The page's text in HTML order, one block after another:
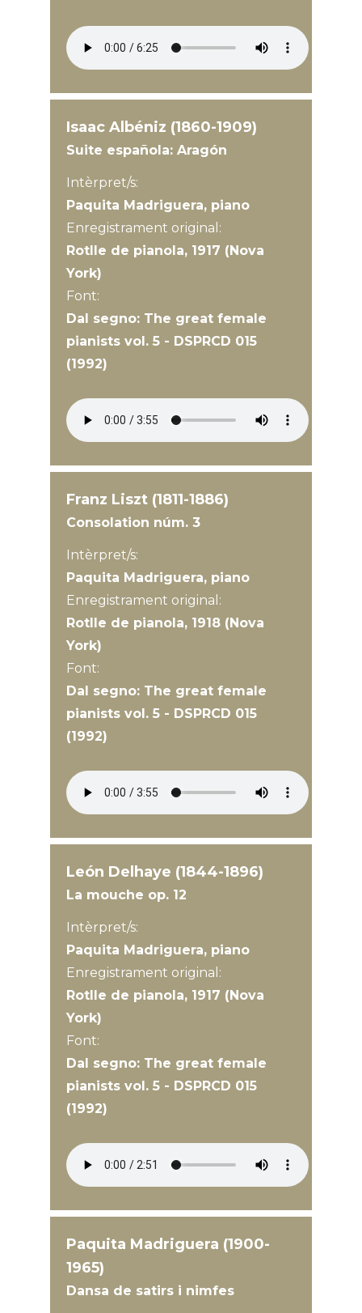
Isaac Albéniz (1860-1909)
Suite española: Aragón
Intèrpret/s:
Paquita Madriguera, piano
Enregistrament original:
Rotlle de pianola, 1917 (Nova
York)
Font:
Dal segno: The great female
pianists vol. 5 - DSPRCD 015
(1992)
Franz Liszt (1811-1886)
Consolation núm. 3
Intèrpret/s:
Paquita Madriguera, piano
Enregistrament original:
Rotlle de pianola, 1918 (Nova
York)
Font:
Dal segno: The great female
pianists vol. 5 - DSPRCD 015
(1992)
León Delhaye (1844-1896)
La mouche op. 12
Intèrpret/s:
Paquita Madriguera, piano
Enregistrament original:
Rotlle de pianola, 1917 (Nova
York)
Font:
Dal segno: The great female
pianists vol. 5 - DSPRCD 015
(1992)
Paquita Madriguera (1900-
1965)
Dansa de satirs i nimfes